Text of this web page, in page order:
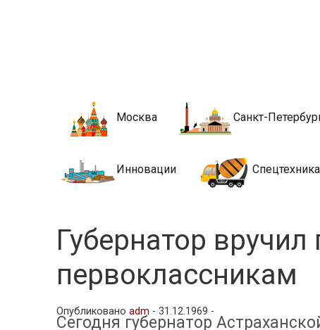
Новости
Москва Санкт-
Инновации Спецтехника
Губернатор
первоклассникам
Опубликованоadm -31.12.1969 -
Сегодня губернатор